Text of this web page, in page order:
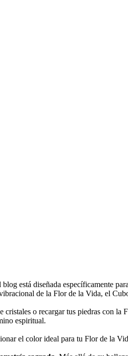
está diseñada específicamente
de la Flor de la Vida, el
o recargar tus piedras con
espiritual.
el color ideal para tu Flor de la